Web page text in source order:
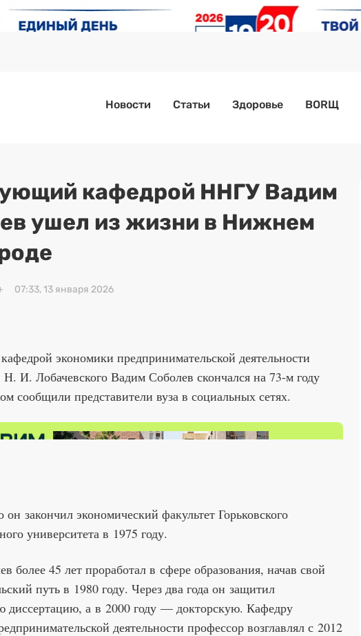
Новости Статьи Здоровье BORЩ
кафедрой ННГУ Вадим
ушел из жизни в Нижнем
07:33, 13 января 2026
экономики предпринимательской деятельности
И. Лобачевского Вадим Соболев скончался на 73-м году
сообщили представители вуза в социальных сетях.
он закончил экономический факультет Горьковского
университета в 1975 году.
более 45 лет проработал в сфере образования, начав свой
путь в 1980 году. Через два года он защитил
диссертацию, а в 2000 году — докторскую. Кафедру
деятельности профессор возглавлял с 2012